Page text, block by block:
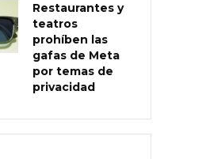
Restaurantes y
teatros
prohíben las
gafas de Meta
por temas de
privacidad